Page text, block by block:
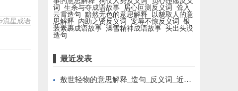
民请
的跑...
流星成语
词
生杀与夺成语故事 居心叵测反义词
耸入
云霄造句 黯然无色的意思解释
以貌取人的意
思解释
内助之贤反义词 宠辱不惊反义词
银
装素裹成语故事 澡雪精神成语故事 头出头没
造句
最近发表
敖世轻物的意思解释_造句_反义词_近义词_成语故事